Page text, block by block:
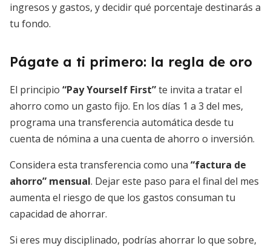
ingresos y gastos, y decidir qué porcentaje destinarás a
tu fondo.
Págate a ti primero: la regla de oro
El principio “Pay Yourself First”te invita a tratar el
ahorro como un gasto fijo. En los días 1 a 3 del mes,
programa una transferencia automática desde tu
cuenta de nómina a una cuenta de ahorro o inversión.
Considera esta transferencia como una “factura de
ahorro” mensual. Dejar este paso para el final del mes
aumenta el riesgo de que los gastos consuman tu
capacidad de ahorrar.
Si eres muy disciplinado, podrías ahorrar lo que sobre,